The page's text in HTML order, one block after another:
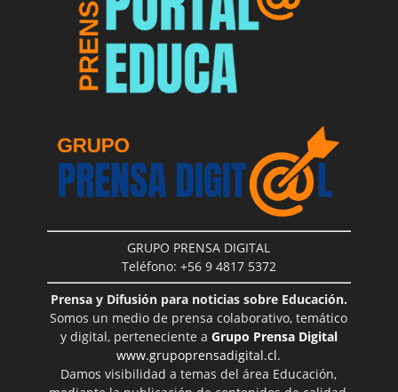
GRUPO PRENSA DIGITAL
Teléfono: +56 9 4817 5372
Prensa y Difusión para noticias sobre Educación.
Somos un medio de prensa colaborativo, temático
y digital, perteneciente a Grupo Prensa Digital
www.grupoprensadigital.cl.
Damos visibilidad a temas del área Educación,